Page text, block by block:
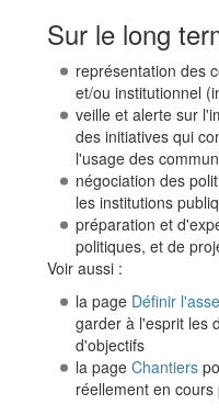
Sur le long
représentation des
et/ou institutionnel
veille et alerte sur
des initiatives qui
l'usage des
négociation des
les institutions
préparation et
politiques, et de
Voir aussi :
la page Définir
garder à l'esprit les
d'objectifs
la page Chantiers
réellement en